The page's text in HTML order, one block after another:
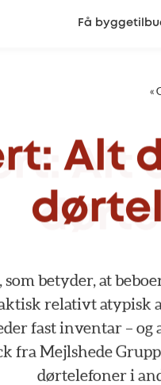
Få
«
Alt
som betyder, at
relativtatypisk
fastinventar – og
fraMejlshede
dørtelefoneri